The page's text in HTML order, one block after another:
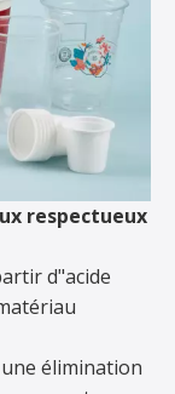
respectueux
d"acide
élimination